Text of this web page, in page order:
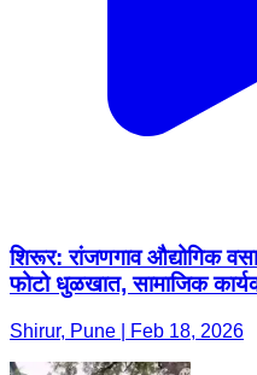
शिरूर: रांजणगाव औद्योगिक
फोटो धुळखात, सामाजिक
Shirur, Pune | Feb 18, 2026